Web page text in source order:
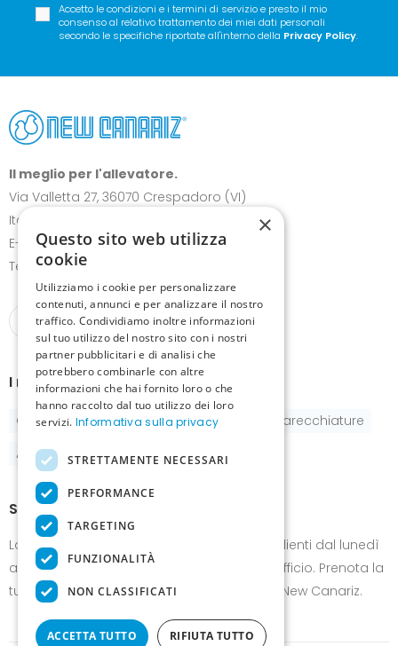
Accetto le condizioni e i termini di servizio e presto il mio
consenso al relativo trattamento dei miei dati personali
secondo le specifiche riportate all'interno della Privacy Policy.
Il meglio per l'allevatore.
Via Valletta 27, 36070 Crespadoro (VI)
Italia
E-mail:info@canariz.it
Telefono+39 345 837 8123
I nostri prodotti
Gabbie Pastoncini e integratori
Apparecchiature
Accessori
Show-room
Lo show-room è a disposizione dei nostri clienti dal lunedì
al venerdì su appuntamento negli orari d'ufficio. Prenota la
tua visita per scoprire i prodotti e le novità New Canariz.
×
Questo sito web utilizza
cookie
Utilizziamo i cookie per personalizzare
contenuti, annunci e per analizzare il nostro
traffico. Condividiamo inoltre informazioni
sul tuo utilizzo del nostro sito con i nostri
partner pubblicitari e di analisi che
potrebbero combinarle con altre
informazioni che hai fornito loro o che
hanno raccolto dal tuo utilizzo dei loro
servizi. Informativa sulla privacy
STRETTAMENTE NECESSARI
PERFORMANCE
TARGETING
FUNZIONALITÀ
NON CLASSIFICATI
ACCETTA TUTTO RIFIUTA TUTTO